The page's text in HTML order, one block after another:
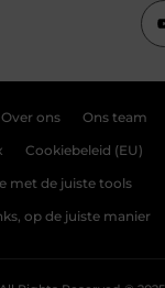
Over ons Ons team
Cookiebeleid (EU)
met de juiste tools
op de juiste manier